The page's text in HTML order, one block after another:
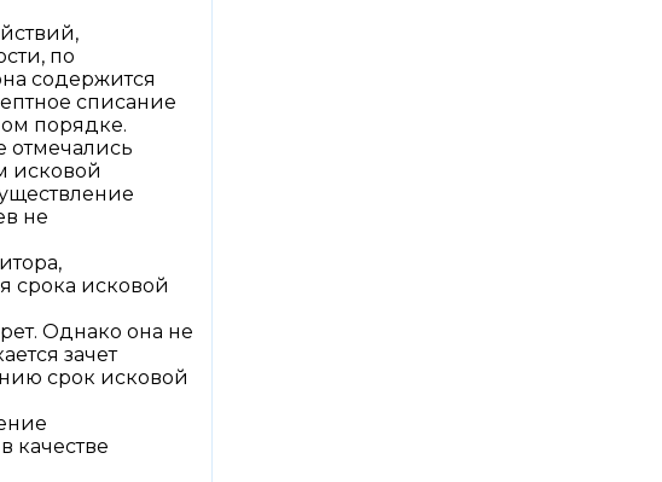
по
содержится
списание
порядке.
отмечались
исковой
не
срока исковой
Однако она не
зачет
срок исковой
качестве